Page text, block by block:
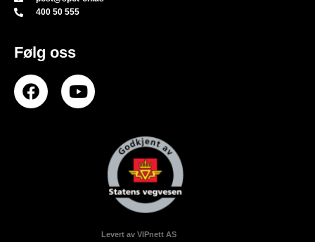
400 50 555
Følg oss
Levert av VIPnett AS